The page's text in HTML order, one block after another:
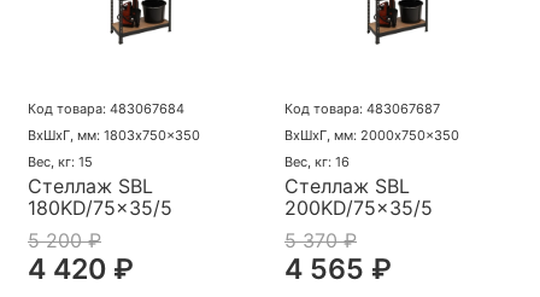
Код товара: 483067684
ВхШхГ, мм: 1803x750x350
Вес, кг: 15
Стеллаж SBL
180KD/75x35/5
5 200 ₽
4 420 ₽
Код товара: 483067687
ВхШхГ, мм: 2000x750x350
Вес, кг: 16
Стеллаж SBL
200KD/75x35/5
5 370 ₽
4 565 ₽